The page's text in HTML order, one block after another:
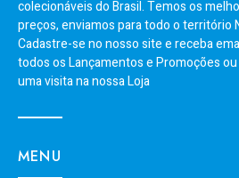
colecionáveis do Brasil. Temos os
preços, enviamos para todo o território
Cadastre-se no nosso site e receba
todos os Lançamentos e Promoções
uma visita na nossa Loja
MENU